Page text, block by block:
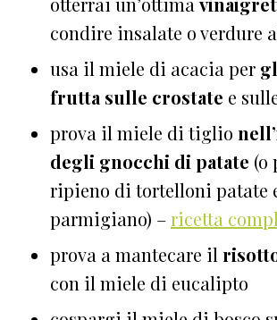
condire insalate o verdure
usa il miele di acacia per
frutta sulle crostate e
prova il miele di tiglio
degli gnocchi di patate (o
ripieno di tortelloni patate
parmigiano) –ricetta
prova a mantecare il
con il miele di eucalipto